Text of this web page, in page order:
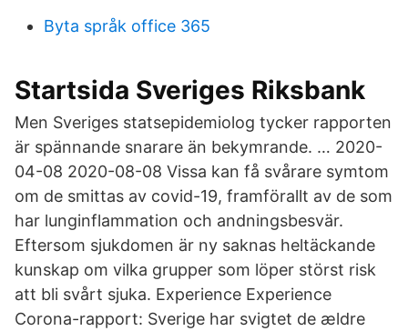
Byta språk office 365
Startsida Sveriges Riksbank
Men Sveriges statsepidemiolog tycker rapporten
är spännande snarare än bekymrande. … 2020-
04-08 2020-08-08 Vissa kan få svårare symtom
om de smittas av covid-19, framförallt av de som
har lunginflammation och andningsbesvär.
Eftersom sjukdomen är ny saknas heltäckande
kunskap om vilka grupper som löper störst risk
att bli svårt sjuka. Experience Experience
Corona-rapport: Sverige har svigtet de ældre